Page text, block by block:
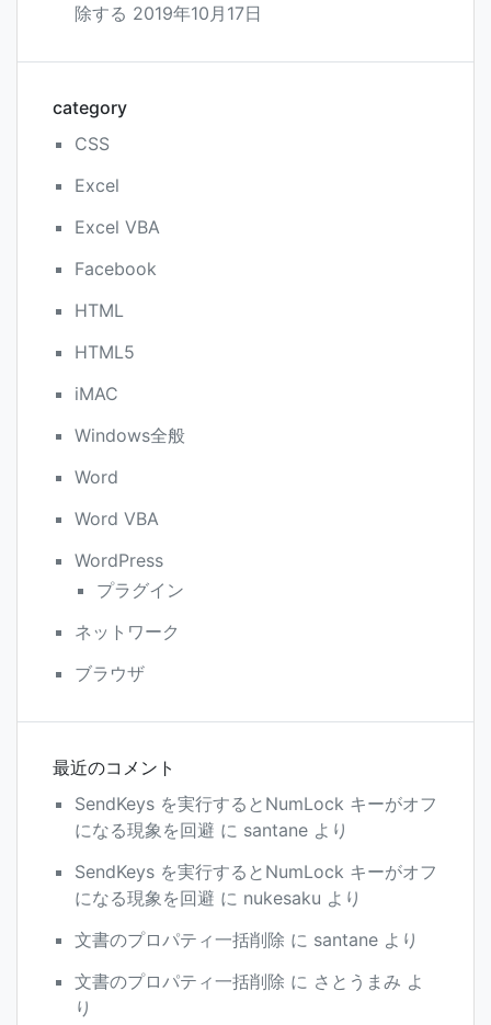
除する 2019年10月17日
category
CSS
Excel
Excel VBA
Facebook
HTML
HTML5
iMAC
Windows全般
Word
Word VBA
WordPress
プラグイン
ネットワーク
ブラウザ
最近のコメント
SendKeys を実行するとNumLock キーがオフ
になる現象を回避 に santane より
SendKeys を実行するとNumLock キーがオフ
になる現象を回避 に nukesaku より
文書のプロパティ一括削除 に santane より
文書のプロパティ一括削除 に さとうまみ よ
り